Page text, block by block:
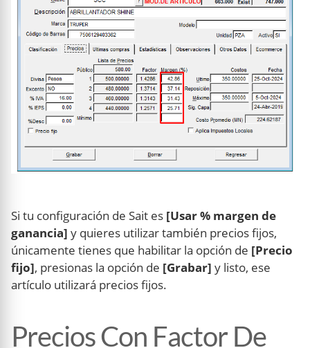
Si tu configuración de Sait es [Usar % margen de
ganancia] y quieres utilizar también precios fijos,
únicamente tienes que habilitar la opción de [Precio
fijo], presionas la opción de [Grabar] y listo, ese
artículo utilizará precios fijos.
Precios Con Factor De